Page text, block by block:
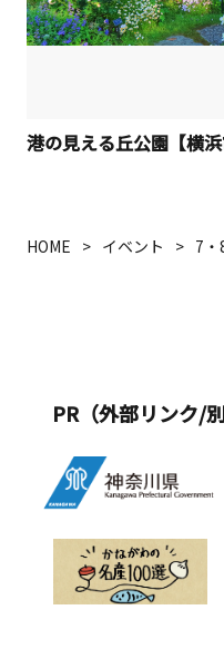
港の見える丘公園【横浜
HOME イベント 7
PR（外部リンク/